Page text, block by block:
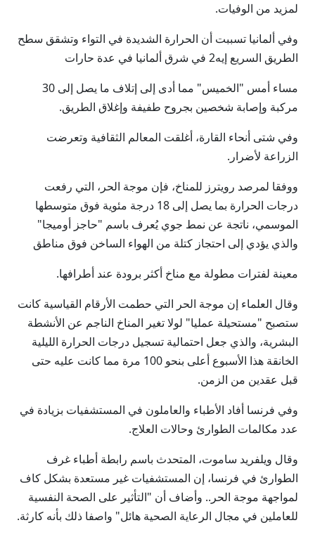
لمزيد من الوفيات.
وفي ألمانيا تسببت أن الحرارة الشديدة في التواء وتشقق سطح
الطريق السريع إيه2 في شرق ألمانيا في عدة ⁠حارات
مساء أمس "الخميس" مما أدى إلى إتلاف ما يصل إلى 30
مركبة وإصابة شخصين بجروح ⁠طفيفة وإغلاق الطريق.
وفي شتى أنحاء القارة، أغلقت المعالم الثقافية وتعرضت
الزراعة لأضرار.
ووفقا لمرصد رويترز للمناخ، فإن موجة الحر، التي رفعت
درجات الحرارة بما يصل ⁠إلى 18 درجة ​مئوية فوق متوسطها
الموسمي، ناتجة عن نمط ⁠جوي يُعرف باسم "حاجز أوميجا"
والذي يؤدي إلى احتجاز كتلة من الهواء الساخن فوق مناطق
معينة لفترات مطولة مع مناخ أكثر برودة عند أطرافها.
وقال العلماء إن موجة الحر التي حطمت الأرقام القياسية كانت
ستصبح "مستحيلة عمليا" لولا تغير المناخ الناجم عن الأنشطة
البشرية، والذي جعل احتمالية تسجيل درجات الحرارة ​الليلية
الخانقة هذا الأسبوع ‌أعلى بنحو 100 مرة مما كانت عليه حتى
قبل عقدين من الزمن.
وفي فرنسا أفاد الأطباء ⁠والعاملون في المستشفيات بزيادة في
عدد مكالمات الطوارئ وحالات العلاج.
وقال ويلفريد ساموت، المتحدث باسم رابطة أطباء غرف
الطوارئ في فرنسا، إن ​المستشفيات غير مستعدة بشكل كاف
لمواجهة موجة الحر.. وأضاف أن "التأثير على ⁠الصحة النفسية
للعاملين في مجال الرعاية الصحية هائل" واصفا ذلك بأنه كارثة.